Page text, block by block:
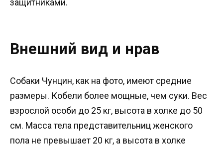
защитниками.
Внешний вид и нрав
Собаки Чунцин, как на фото, имеют средние
размеры. Кобели более мощные, чем суки. Вес
взрослой особи до 25 кг, высота в холке до 50
см. Масса тела представительниц женского
пола не превышает 20 кг, а высота в холке